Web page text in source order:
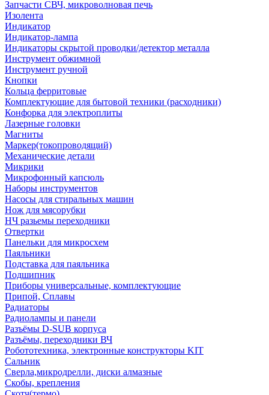
Запчасти СВЧ, микроволновая печь
Изолента
Индикатор
Индикатор-лампа
Индикаторы скрытой проводки/детектор металла
Инструмент обжимной
Инструмент ручной
Кнопки
Кольца ферритовые
Комплектующие для бытовой техники (расходники)
Конфорка для электроплиты
Лазерные головки
Магниты
Маркер(токопроводящий)
Механические детали
Микрики
Микрофонный капсюль
Наборы инструментов
Насосы для стиральных машин
Нож для мясорубки
НЧ разьемы переходники
Отвертки
Панельки для микросхем
Паяльники
Подставка для паяльника
Подшипник
Приборы универсальные, комплектующие
Припой, Сплавы
Радиаторы
Радиолампы и панели
Разъёмы D-SUB корпуса
Разъёмы, переходники ВЧ
Робототехника, электронные конструкторы KIT
Сальник
Сверла,микродрелли, диски алмазные
Скобы, крепления